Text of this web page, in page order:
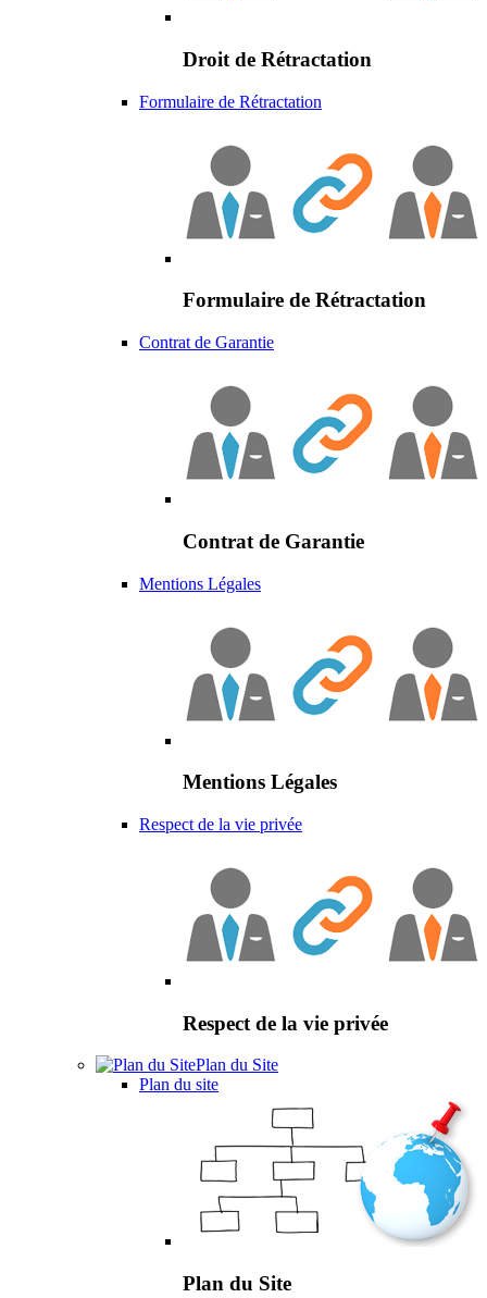
Droit de Rétractation
Formulaire de Rétractation
Formulaire de Rétractation
Contrat de Garantie
Contrat de Garantie
Mentions Légales
Mentions Légales
Respect de la vie privée
Respect de la vie privée
Plan du Site
Plan du site
Plan du Site